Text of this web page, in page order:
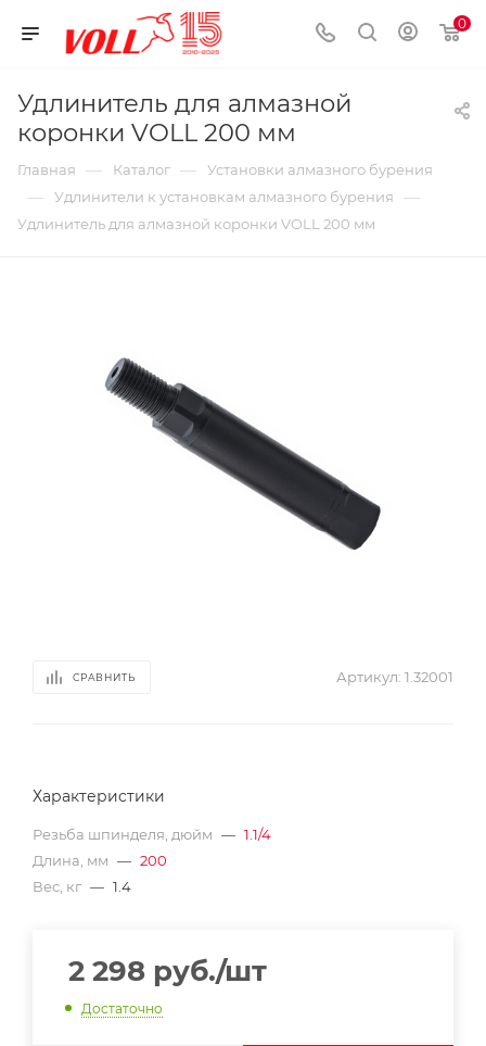
0
Удлинитель для алмазной
коронки VOLL 200 мм
Главная — Каталог — Установки алмазного бурения
— Удлинители к установкам алмазного бурения —
Удлинитель для алмазной коронки VOLL 200 мм
СРАВНИТЬ Артикул: 1.32001
Характеристики
Резьба шпинделя, дюйм — 1.1/4
Длина, мм — 200
Вес, кг — 1.4
2 298 руб./шт
Достаточно